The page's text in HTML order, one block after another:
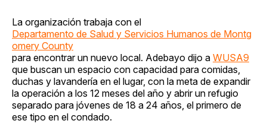
La organización trabaja con el
Departamento de Salud y Servicios Humanos de Montg
omery County
para encontrar un nuevo local. Adebayo dijo a WUSA9
que buscan un espacio con capacidad para comidas,
duchas y lavandería en el lugar, con la meta de expandir
la operación a los 12 meses del año y abrir un refugio
separado para jóvenes de 18 a 24 años, el primero de
ese tipo en el condado.